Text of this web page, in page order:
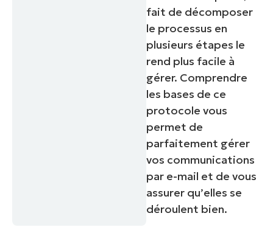
fait de décomposer
le processus en
plusieurs étapes le
rend plus facile à
gérer. Comprendre
les bases de ce
protocole vous
permet de
parfaitement gérer
vos communications
par e-mail et de vous
assurer qu’elles se
déroulent bien.